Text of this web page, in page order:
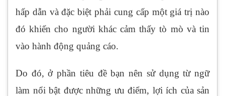
hấp dẫn và đặc biệt phải cung cấp một giá trị nào
đó khiến cho người khác cảm thấy tò mò và tin
vào hành động quảng cáo.
Do đó, ở phần tiêu đề bạn nên sử dụng từ ngữ
làm nổi bật được những ưu điểm, lợi ích của sản